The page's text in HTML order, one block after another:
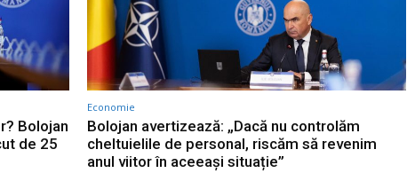
Bolojan
de 25
Economie
Bolojan avertizează: „Dacă nu controlăm
cheltuielile de personal, riscăm să revenim
anul viitor în aceeași situație”